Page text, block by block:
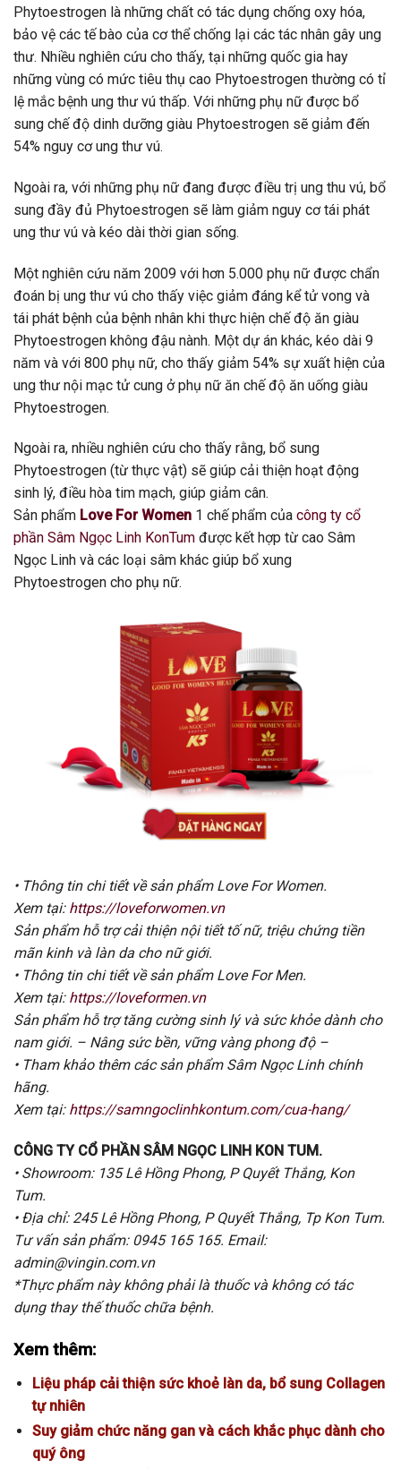
Phytoestrogen là những chất có tác dụng chống oxy hóa,
bảo vệ các tế bào của cơ thể chống lại các tác nhân gây ung
thư. Nhiều nghiên cứu cho thấy, tại những quốc gia hay
những vùng có mức tiêu thụ cao Phytoestrogen thường có tỉ
lệ mắc bệnh ung thư vú thấp. Với những phụ nữ được bổ
sung chế độ dinh dưỡng giàu Phytoestrogen sẽ giảm đến
54% nguy cơ ung thư vú.
Ngoài ra, với những phụ nữ đang được điều trị ung thu vú, bổ
sung đầy đủ Phytoestrogen sẽ làm giảm nguy cơ tái phát
ung thư vú và kéo dài thời gian sống.
Một nghiên cứu năm 2009 với hơn 5.000 phụ nữ được chẩn
đoán bị ung thư vú cho thấy việc giảm đáng kể tử vong và
tái phát bệnh của bệnh nhân khi thực hiện chế độ ăn giàu
Phytoestrogen không đậu nành. Một dự án khác, kéo dài 9
năm và với 800 phụ nữ, cho thấy giảm 54% sự xuất hiện của
ung thư nội mạc tử cung ở phụ nữ ăn chế độ ăn uống giàu
Phytoestrogen.
Ngoài ra, nhiều nghiên cứu cho thấy rằng, bổ sung
Phytoestrogen (từ thực vật) sẽ giúp cải thiện hoạt động
sinh lý, điều hòa tim mạch, giúp giảm cân.
Sản phẩm Love For Women 1 chế phẩm của công ty cổ
phần Sâm Ngọc Linh KonTum được kết hợp từ cao Sâm
Ngọc Linh và các loại sâm khác giúp bổ xung
Phytoestrogen cho phụ nữ.
• Thông tin chi tiết về sản phẩm Love For Women.
Xem tại: https://loveforwomen.vn
Sản phẩm hỗ trợ cải thiện nội tiết tố nữ, triệu chứng tiền
mãn kinh và làn da cho nữ giới.
• Thông tin chi tiết về sản phẩm Love For Men.
Xem tại: https://loveformen.vn
Sản phẩm hỗ trợ tăng cường sinh lý và sức khỏe dành cho
nam giới. – Nâng sức bền, vững vàng phong độ –
• Tham khảo thêm các sản phẩm Sâm Ngọc Linh chính
hãng.
Xem tại: https://samngoclinhkontum.com/cua-hang/
CÔNG TY CỔ PHẦN SÂM NGỌC LINH KON TUM.
• Showroom: 135 Lê Hồng Phong, P Quyết Thắng, Kon
Tum.
• Địa chỉ: 245 Lê Hồng Phong, P Quyết Thắng, Tp Kon Tum.
Tư vấn sản phẩm: 0945 165 165. Email:
admin@vingin.com.vn
*Thực phẩm này không phải là thuốc và không có tác
dụng thay thế thuốc chữa bệnh.
Xem thêm:
Liệu pháp cải thiện sức khoẻ làn da, bổ sung Collagen
tự nhiên
Suy giảm chức năng gan và cách khắc phục dành cho
quý ông